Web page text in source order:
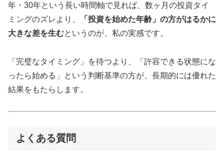
年・30年という長い時間軸で見れば、数ヶ月の投資タイ
ミングのズレより、
「投資を始めた年齢」の方がはるかに
大きな差を生むというのが、私の実感です。
「完璧なタイミング」を待つより、「許容できる状態にな
ったら始める」という判断基準の方が、長期的には優れた
結果をもたらします。
よくある質問